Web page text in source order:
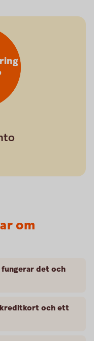
om
det och
kreditkort och ett